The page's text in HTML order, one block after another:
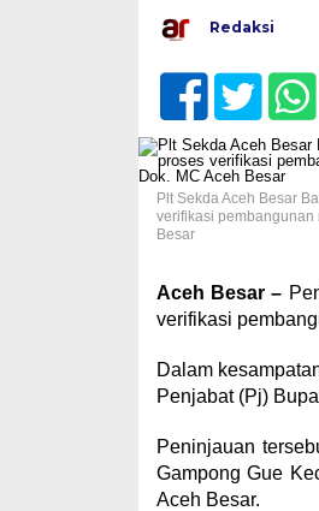
Redaksi
Plt Sekda Aceh Besar
verifikasi pembangunan
Besar
Aceh Besar –
verifikasi
Dalam
Penjabat (Pj)
Peninjauan
Gampong Gue
Aceh Besar.